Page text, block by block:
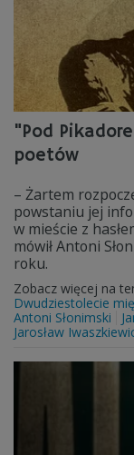
"Pod
poetów
– Żartem
powstaniu jej
w mieście z
mówił Antoni
roku.
Zobacz więcej na
Dwudziestolecie
Antoni Słonimski
Jarosław